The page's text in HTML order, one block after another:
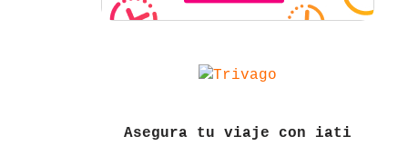
Asegura tu viaje con iati